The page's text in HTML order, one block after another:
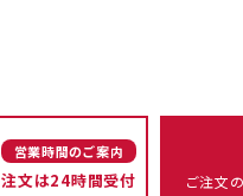
営業時間のご案内
注文は24時間受付 ご注文